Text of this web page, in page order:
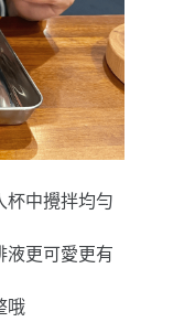
杯中攪拌均勻
液更可愛更有
哦